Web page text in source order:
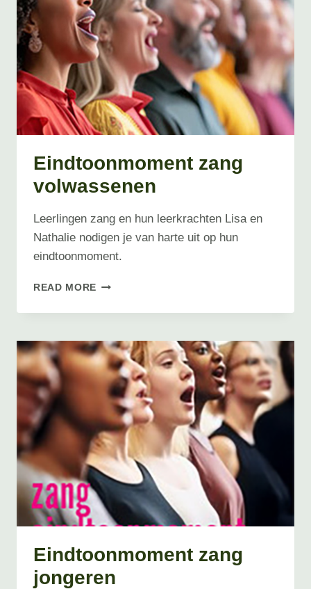
Eindtoonmoment zang
volwassenen
Leerlingen zang en hun leerkrachten Lisa en
Nathalie nodigen je van harte uit op hun
eindtoonmoment.
READ MORE EINDTOONMOMENT
VOLWASSENEN
Eindtoonmoment zang
jongeren